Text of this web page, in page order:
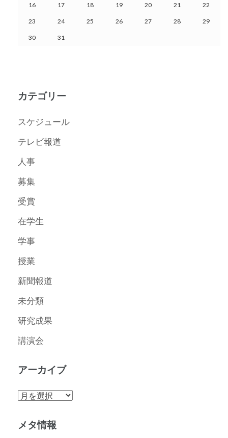
16 17 18 19 20 21 22
23 24 25 26 27 28 29
30 31
カテゴリー
スケジュール
テレビ報道
人事
募集
受賞
在学生
学事
授業
新聞報道
未分類
研究成果
講演会
アーカイブ
ア
カ
メタ情報